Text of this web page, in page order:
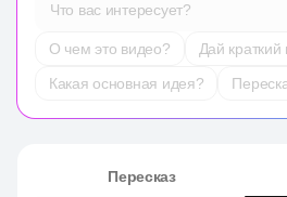
Что вас интересует?
О чем это видео?
Дай краткий
Какая основная идея?
Пересказ